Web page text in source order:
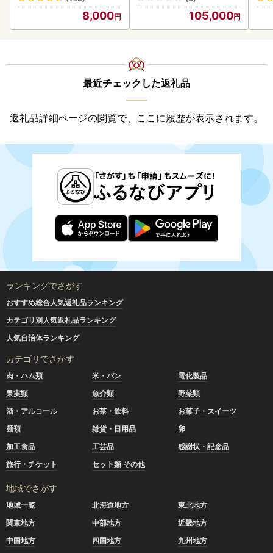
8,000 105,000
最近チェックした返礼品
返礼品詳細ページの閲覧で、ここに履歴が表示されます。
ランキングでさがす
おすすめ総合人気返礼品ランキング
カテゴリ別人気返礼品ランキング
人気自治体ランキング
カテゴリでさがす
肉・ハム類 米・パン
電化製品
果実類
魚介類
野菜類
酒・アルコール
お茶・飲料
お菓子・スイーツ
麺類
雑貨・日用品
卵
加工食品
工芸品
感謝状・記念品
旅行・チケット
セット類 その他
地域でさがす
地域一覧 北海道地方
東北地方
関東地方
中部地方
近畿地方
中国地方
四国地方 九州地方